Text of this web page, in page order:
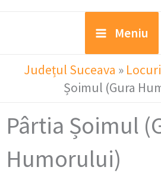
Meniu
Județul Suceava » Locuri
Șoimul (Gura
Pârtia Șoimul
Humorului)